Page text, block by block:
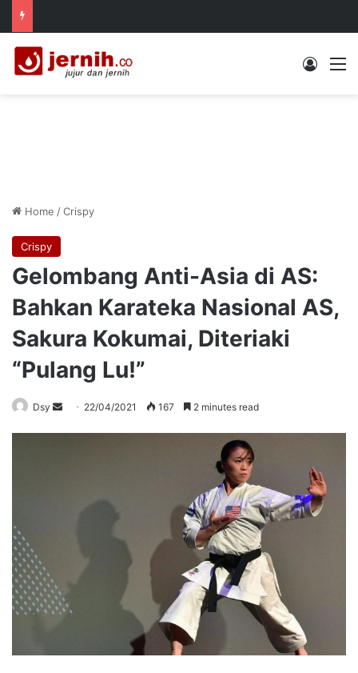
Log In
Home /Crispy
Crispy
Gelombang Anti-Asia di AS:
Bahkan Karateka Nasional AS,
Sakura Kokumai, Diteriaki
“Pulang Lu!”
Dsy
Send 22/04/2021 167 2 minutes read